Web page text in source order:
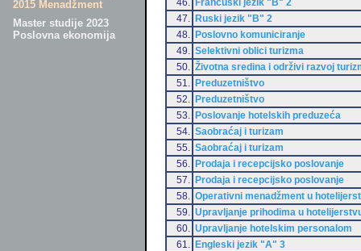
2015 Menadžment
Master studije 2023
Poslovna ekonomija
47.
Ruski jezik "B" 2
48.
Poslovno komuniciranje
49.
Selektivni oblici turizma
50.
Životna sredina i održivi razvoj
51.
Preduzetništvo
52.
Preduzetništvo
53.
Poslovanje hotelskih preduzeća
54.
Saobraćaj i turizam
55.
Saobraćaj i turizam
56.
Prodaja i recepcijsko poslovanje
57.
Prodaja i recepcijsko poslovanje
58.
Operativni menadžment u
59.
Upravljanje prihodima u
60.
Upravljanje hotelskim personalom
61.
Engleski jezik "A" 3